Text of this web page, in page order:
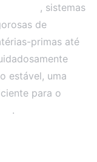
, sistemas
de
primas até
estável, uma
para o
.